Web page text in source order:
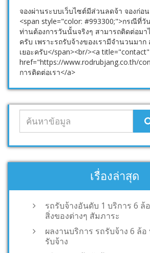
จองผ่านระบบเว็บไซต์มีส่วนลดจ้า จองก่อ
<span style="color: #993300;">กรณีที่วั
ท่านต้องการวันนั้นจริงๆ สามารถติดต่อมา
ครับ เพราะรถรับจ้างของเรามีจำนวนมาก
เยอะครับ</span><br/><a title="contact"
href="https://www.rodrubjang.co.th/
การติดต่อเรา</a>
เรื่องล่าสุด
รถรับจ้างอันดับ 1 บริการ 6 ล้
สิ่งของต่างๆ สัมภาระ
ผลงานบริการ รถรับจ้าง 6 ล้
รับจ้าง